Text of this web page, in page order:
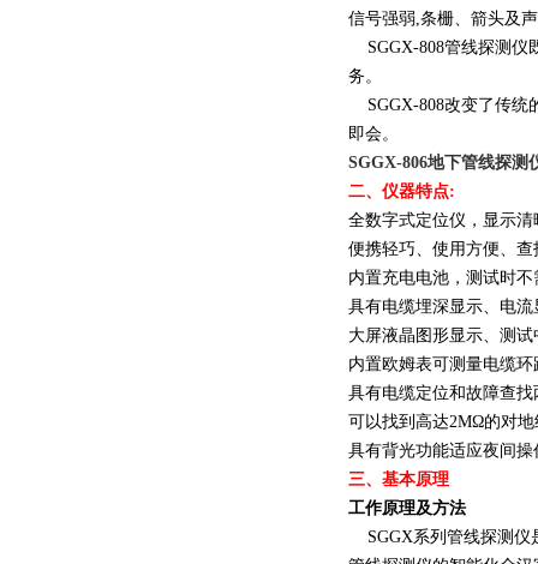
信号强弱,条栅、箭头及
SGGX-808管线探测仪
务。
SGGX-808改变了传统
即会。
SGGX-806地下管线探测
二、仪器特点:
全数字式定位仪，显示
便携轻巧、使用方便、查
内置充电电池，测试时不
具有电缆埋深显示、电流
大屏液晶图形显示、测
内置欧姆表可测量电缆环
具有电缆定位和故障查找
可以找到高达2MΩ的对地
具有背光功能适应夜间操
三、基本原理
工作原理及方法
SGGX系列管线探测仪